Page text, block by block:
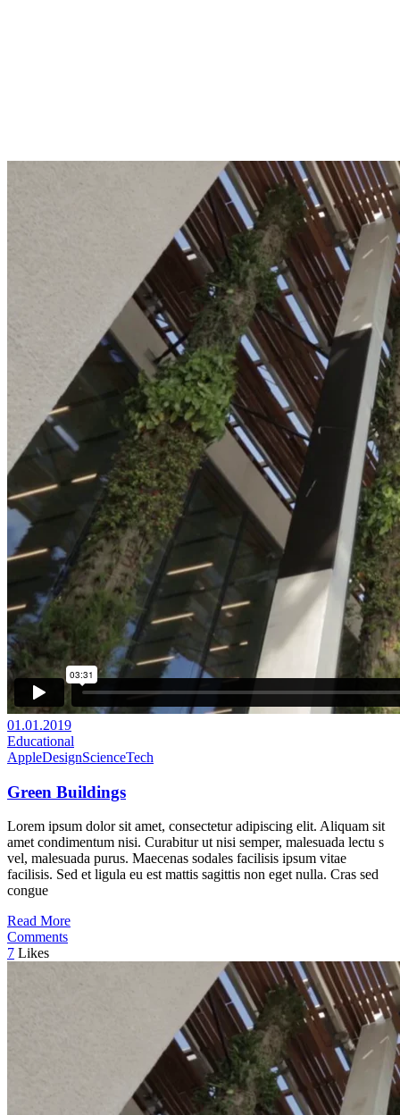
01.01.2019
Educational
AppleDesignScienceTech
Green Buildings
Lorem ipsum dolor sit amet, consectetur adipiscing elit. Aliquam sit
amet condimentum nisi. Curabitur ut nisi semper, malesuada lectu s
vel, malesuada purus. Maecenas sodales facilisis ipsum vitae
facilisis. Sed et ligula eu est mattis sagittis non eget nulla. Cras sed
congue
Read More
Comments
7 Likes